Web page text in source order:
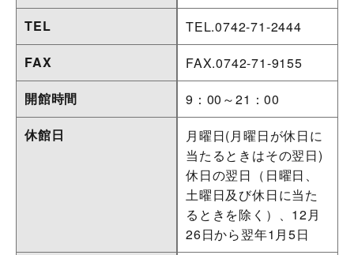
TEL
TEL.0742-71-2444
FAX
FAX.0742-71-9155
開館時間
9：00～21：00
休館日
月曜日(月曜日が休日に
当たるときはその翌日)
休日の翌日（日曜日、
土曜日及び休日に当た
るときを除く）、12月
26日から翌年1月5日